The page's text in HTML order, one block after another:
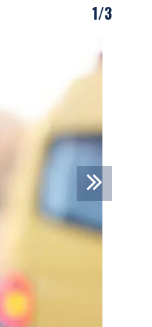
1/3